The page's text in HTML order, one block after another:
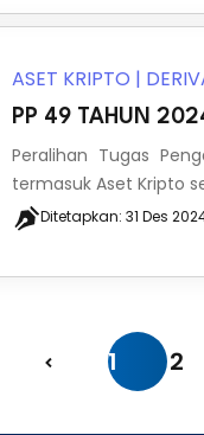
ASET KRIPTO |
PP 49 TAHUN
Peralihan Tugas
termasuk Aset Kripto
Ditetapkan:31 Des
1 2